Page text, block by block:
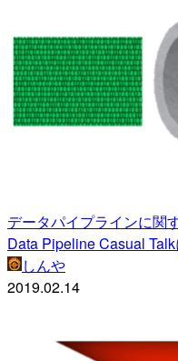
データパイプラインに関
Data Pipeline Casual
しんや
2019.02.14